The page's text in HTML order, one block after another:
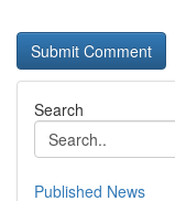
Search
Published News